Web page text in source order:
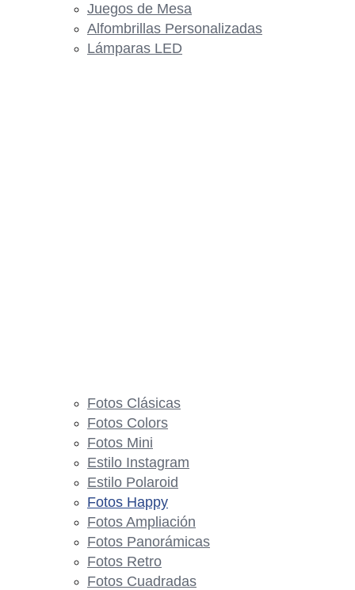
Juegos de Mesa
Alfombrillas Personalizadas
Lámparas LED
Fotos Clásicas
Fotos Colors
Fotos Mini
Estilo Instagram
Estilo Polaroid
Fotos Happy
Fotos Ampliación
Fotos Panorámicas
Fotos Retro
Fotos Cuadradas